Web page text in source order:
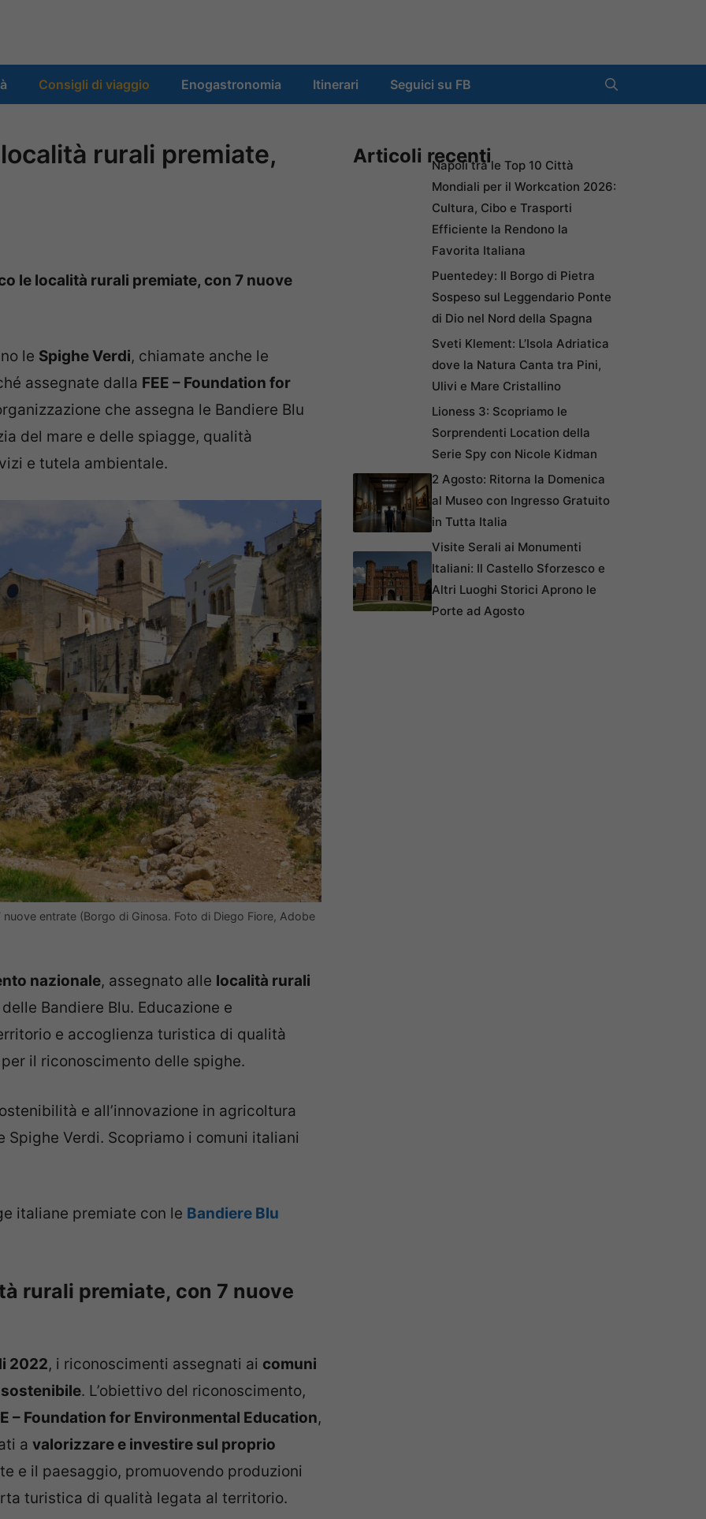
Consigli di viaggio Enogastronomia Itinerari Seguici su FB
rurali premiate,
le località rurali premiate, con 7 nuove
le Spighe Verdi, chiamate anche le
assegnate dalla FEE – Foundation for
che assegna le Bandiere Blu
del mare e delle spiagge, qualità
e tutela ambientale.
entrate (Borgo di Ginosa. Foto di Diego Fiore, Adobe
nazionale, assegnato alle località rurali
Bandiere Blu. Educazione e
e accoglienza turistica di qualità
il riconoscimento delle spighe.
e all’innovazione in agricoltura
Spighe Verdi. Scopriamo i comuni italiani
italiane premiate con le Bandiere Blu
rurali premiate, con 7 nuove
2022, i riconoscimenti assegnati ai comuni
. L’obiettivo del riconoscimento,
– Foundation for Environmental Education,
a valorizzare e investire sul proprio
e il paesaggio, promuovendo produzioni
turistica di qualità legata al territorio.
Articoli recentiNapoli tra le Top 10 Città
Mondiali per il Workcation 2026:
Cultura, Cibo e Trasporti
Efficiente la Rendono la
Favorita Italiana
Puentedey: Il Borgo di Pietra
Sospeso sul Leggendario Ponte
di Dio nel Nord della Spagna
Sveti Klement: L’Isola Adriatica
dove la Natura Canta tra Pini,
Ulivi e Mare Cristallino
Lioness 3: Scopriamo le
Sorprendenti Location della
Serie Spy con Nicole Kidman
2 Agosto: Ritorna la Domenica
al Museo con Ingresso Gratuito
in Tutta Italia
Visite Serali ai Monumenti
Italiani: Il Castello Sforzesco e
Altri Luoghi Storici Aprono le
Porte ad Agosto